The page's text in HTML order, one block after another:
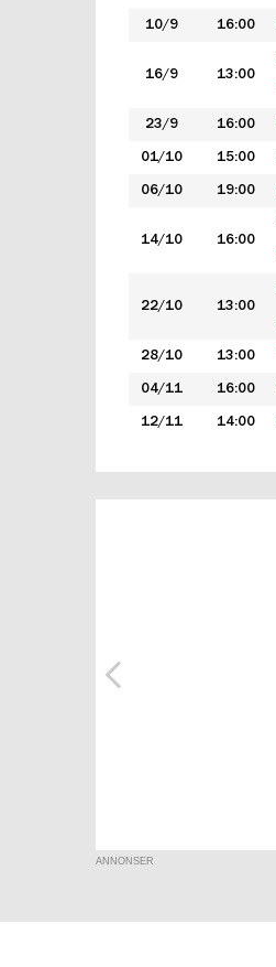
10/9 16:00
16/9 13:00
23/9 16:00
01/10 15:00
06/10 19:00
14/10 16:00
22/10 13:00
28/10 13:00
04/11 16:00
12/11 14:00
ANNONSER